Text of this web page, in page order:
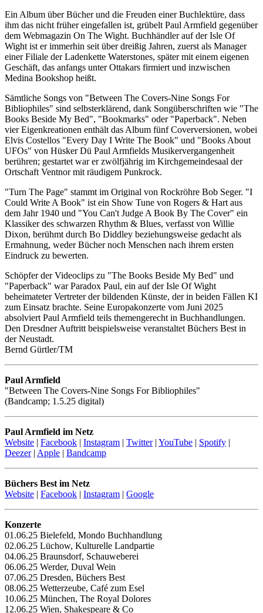
Ein Album über Bücher und die Freuden einer Buchlektüre, dass
ihm das nicht früher eingefallen ist, grübelt Paul Armfield gegenüber
dem Webmagazin On The Wight. Buchhändler auf der Isle Of
Wight ist er immerhin seit über dreißig Jahren, zuerst als Manager
einer Filiale der Ladenkette Waterstones, später mit einem eigenen
Geschäft, das anfangs unter Ottakars firmiert und inzwischen
Medina Bookshop heißt.
Sämtliche Songs von "Between The Covers-Nine Songs For
Bibliophiles" sind selbsterklärend, dank Songüberschriften wie "The
Books Beside My Bed", "Bookmarks" oder "Paperback". Neben
vier Eigenkreationen enthält das Album fünf Coverversionen, wobei
Elvis Costellos "Every Day I Write The Book" und "Books About
UFOs" von Hüsker Dü Paul Armfields Musikervergangenheit
berühren; gestartet war er zwölfjährig im Kirchgemeindesaal der
Ortschaft Ventnor mit räudigem Punkrock.
"Turn The Page" stammt im Original von Rockröhre Bob Seger. "I
Could Write A Book" ist ein Show Tune von Rogers & Hart aus
dem Jahr 1940 und "You Can't Judge A Book By The Cover" ein
Klassiker des schwarzen Rhythm & Blues, verfasst von Willie
Dixon, berühmt durch Bo Diddley beziehungsweise gedacht als
Ermahnung, weder Bücher noch Menschen nach ihrem ersten
Eindruck zu bewerten.
Schöpfer der Videoclips zu "The Books Beside My Bed" und
"Paperback" war Paradox Paul, ein auf der Isle Of Wight
beheimateter Vertreter der bildenden Künste, der in beiden Fällen KI
zum Einsatz brachte. Seine Europakonzerte vom Juni 2025
absolviert Paul Armfield teils themengerecht in Buchhandlungen.
Den Dresdner Auftritt beispielsweise veranstaltet Büchers Best in
der Neustadt.
Bernd Gürtler/TM
Paul Armfield
"Between The Covers-Nine Songs For Bibliophiles"
(Bandcamp; 1.5.25 digital)
Paul Armfield im Netz
Website | Facebook | Instagram | Twitter| YouTube | Spotify |
Deezer| Apple | Bandcamp
Büchers Best im Netz
Website | Facebook | Instagram | Google
Konzerte
01.06.25 Bielefeld, Mondo Buchhandlung
02.06.25 Lüchow, Kulturelle Landpartie
04.06.25 Braunsdorf, Schauweberei
06.06.25 Werder, Duval Wein
07.06.25 Dresden, Büchers Best
08.06.25 Wetterzeube, Café zum Esel
10.06.25 München, The Royal Dolores
12.06.25 Wien, Shakespeare & Co